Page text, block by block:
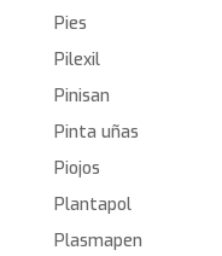
Pies
Pilexil
Pinisan
Pinta uñas
Piojos
Plantapol
Plasmapen